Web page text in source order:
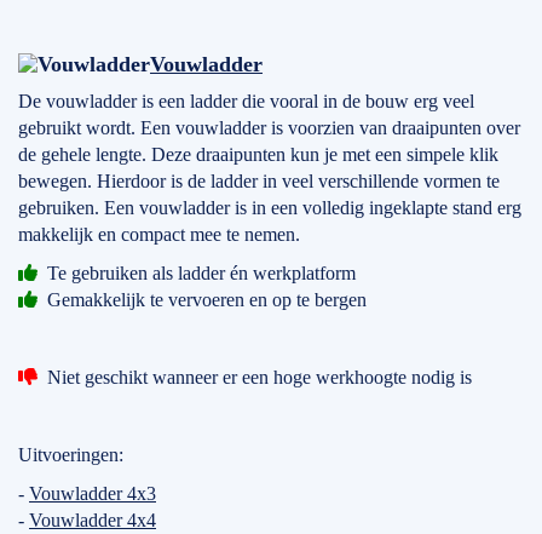
Vouwladder
De vouwladder is een ladder die vooral in de bouw erg veel
gebruikt wordt. Een vouwladder is voorzien van draaipunten over
de gehele lengte. Deze draaipunten kun je met een simpele klik
bewegen. Hierdoor is de ladder in veel verschillende vormen te
gebruiken. Een vouwladder is in een volledig ingeklapte stand erg
makkelijk en compact mee te nemen.
Te gebruiken als ladder én werkplatform
Gemakkelijk te vervoeren en op te bergen
Niet geschikt wanneer er een hoge werkhoogte nodig is
Uitvoeringen:
- Vouwladder 4x3
- Vouwladder 4x4